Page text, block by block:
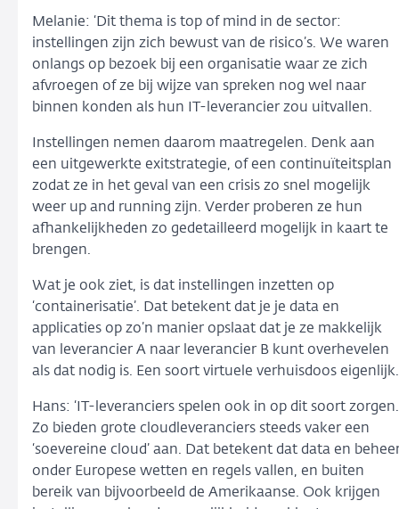
Melanie: ‘Dit thema is top of mind in de sector:
instellingen zijn zich bewust van de risico’s. We waren
onlangs op bezoek bij een organisatie waar ze zich
afvroegen of ze bij wijze van spreken nog wel naar
binnen konden als hun IT-leverancier zou uitvallen.
Instellingen nemen daarom maatregelen. Denk aan
een uitgewerkte exitstrategie, of een continuïteitsplan
zodat ze in het geval van een crisis zo snel mogelijk
weer up and running zijn. Verder proberen ze hun
afhankelijkheden zo gedetailleerd mogelijk in kaart te
brengen.
Wat je ook ziet, is dat instellingen inzetten op
‘containerisatie’. Dat betekent dat je je data en
applicaties op zo’n manier opslaat dat je ze makkelijk
van leverancier A naar leverancier B kunt overhevelen
als dat nodig is. Een soort virtuele verhuisdoos
Hans: ‘IT-leveranciers spelen ook in op dit soort zorgen.
Zo bieden grote cloudleveranciers steeds vaker een
‘soevereine cloud’ aan. Dat betekent dat data en
onder Europese wetten en regels vallen, en buiten
bereik van bijvoorbeeld de Amerikaanse. Ook krijgen